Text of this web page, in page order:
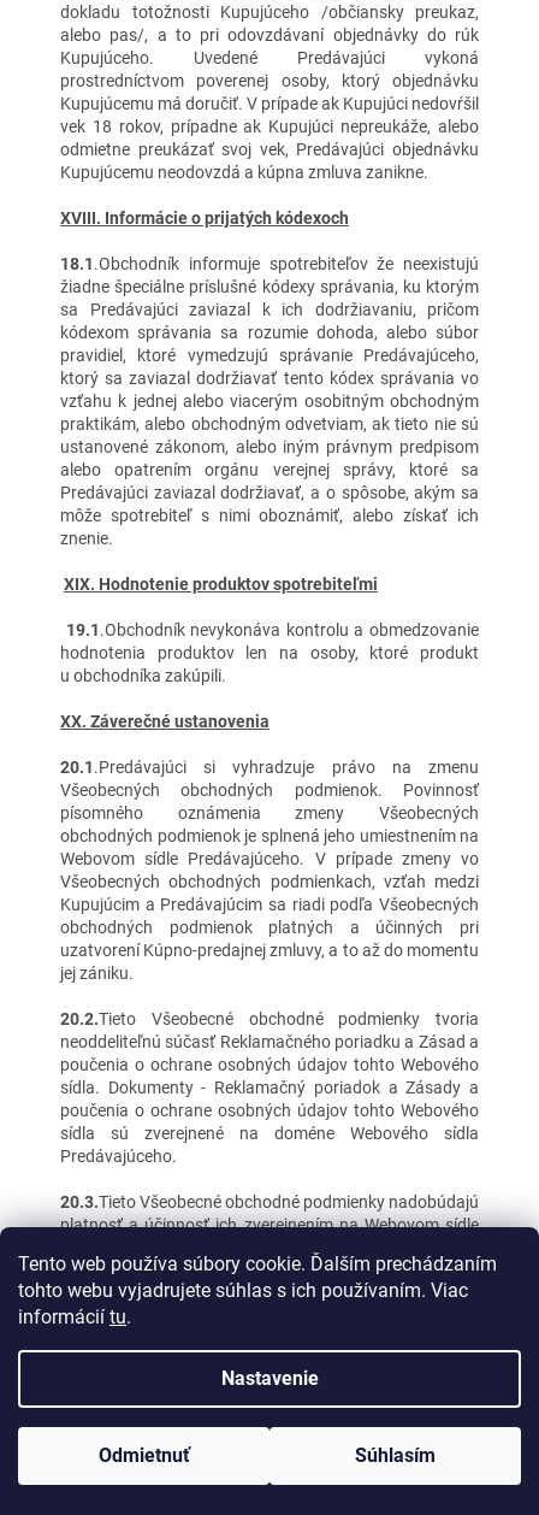
Tento web používa súbory cookie. Ďalším prechádzaním
tohto webu vyjadrujete súhlas s ich používaním. Viac
informácií tu.
Nastavenie
Odmietnuť Súhlasím
Vážení zákazníci, objednaný tovar odosielame každý pondelok a
dokladu totožnosti Kupujúceho /občiansky preukaz,
alebo pas/, a to pri odovzdávaní objednávky do rúk
Kupujúceho. Uvedené Predávajúci vykoná
prostredníctvom poverenej osoby, ktorý objednávku
Kupujúcemu má doručiť. V prípade ak Kupujúci nedovŕšil
vek 18 rokov, prípadne ak Kupujúci nepreukáže, alebo
odmietne preukázať svoj vek, Predávajúci objednávku
Kupujúcemu neodovzdá a kúpna zmluva zanikne.
XVIII. Informácie o prijatých kódexoch
18.1.Obchodník informuje spotrebiteľov že neexistujú
žiadne špeciálne príslušné kódexy správania, ku ktorým
sa Predávajúci zaviazal k ich dodržiavaniu, pričom
kódexom správania sa rozumie dohoda, alebo súbor
pravidiel, ktoré vymedzujú správanie Predávajúceho,
ktorý sa zaviazal dodržiavať tento kódex správania vo
vzťahu k jednej alebo viacerým osobitným obchodným
praktikám, alebo obchodným odvetviam, ak tieto nie sú
ustanovené zákonom, alebo iným právnym predpisom
alebo opatrením orgánu verejnej správy, ktoré sa
Predávajúci zaviazal dodržiavať, a o spôsobe, akým sa
môže spotrebiteľ s nimi oboznámiť, alebo získať ich
znenie.
XIX. Hodnotenie produktov spotrebiteľmi
19.1.Obchodník nevykonáva kontrolu a obmedzovanie
hodnotenia produktov len na osoby, ktoré produkt
u obchodníka zakúpili.
XX. Záverečné ustanovenia
20.1.Predávajúci si vyhradzuje právo na zmenu
Všeobecných obchodných podmienok. Povinnosť
písomného oznámenia zmeny Všeobecných
obchodných podmienok je splnená jeho umiestnením na
Webovom sídle Predávajúceho. V prípade zmeny vo
Všeobecných obchodných podmienkach, vzťah medzi
Kupujúcim a Predávajúcim sa riadi podľa Všeobecných
obchodných podmienok platných a účinných pri
uzatvorení Kúpno-predajnej zmluvy, a to až do momentu
jej zániku.
20.2.Tieto Všeobecné obchodné podmienky tvoria
neoddeliteľnú súčasť Reklamačného poriadku a Zásad a
poučenia o ochrane osobných údajov tohto Webového
sídla. Dokumenty - Reklamačný poriadok a Zásady a
poučenia o ochrane osobných údajov tohto Webového
sídla sú zverejnené na doméne Webového sídla
Predávajúceho.
20.3.Tieto Všeobecné obchodné podmienky nadobúdajú
platnosť a účinnosť ich zverejnením na Webovom sídle
Tento eshop je certifikovaný
https://www.pravoeshopov.sk